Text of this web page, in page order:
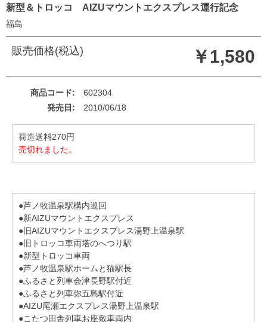
新型＆トロッコ AIZUマウントエクスプレス運行記念
福島
販売価格(税込) ￥1,580
商品コード
602304
発売日
2010/06/18
荷造送料270円
売切れました。
●芦ノ牧温泉駅構内巡回
●新AIZUマウントエクスプレス
●旧AIZUマウントエクスプレス湯野上温泉駅
●旧トロッコ車両塔のへつり駅
●新型トロッコ車両
●芦ノ牧温泉駅ホームと猫駅長
●ふるさと列車会津長野駅付近
●ふるさと列車弥五島駅付近
●AIZU尾瀬エクスプレス湯野上温泉駅
●こたつ田舎列車お座敷車両内